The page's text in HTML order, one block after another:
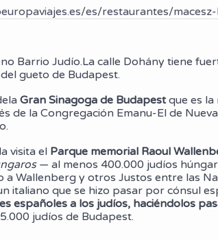
es/restaurantes/
Barrio Judío.La calle Dohány tiene
gueto de Budapest.
Gran Sinagoga de Budapestque es
de la Congregación Emanu-El de
visita el Parque memorial Raoul
— al menos 400.000 judíos
a Wallenberg y otros Justos entre las
italiano que se hizo pasar por cónsul
españoles a los judíos, haciéndolos
judíos de Budapest.